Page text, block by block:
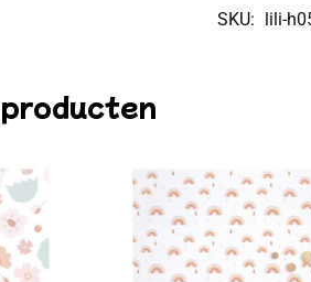
SKU: lili-